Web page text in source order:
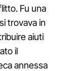
Fu una
trovava in
aiuti
il
annessa